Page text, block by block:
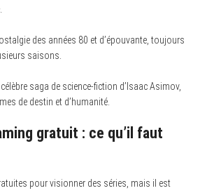
des années 80 et d’épouvante, toujours
saisons.
saga de science-fiction d’Isaac Asimov,
de destin et d’humanité.
gratuit : ce qu’il faut
pour visionner des séries, mais il est